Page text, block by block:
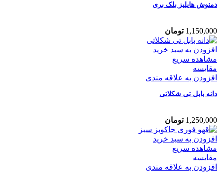
دمنوش هایلیز بلک بری
1,150,000 تومان
افزودن به سبد خرید
مشاهده سریع
مقایسه
افزودن به علاقه مندی
دانه بابل تی شکلاتی
1,250,000 تومان
افزودن به سبد خرید
مشاهده سریع
مقایسه
افزودن به علاقه مندی